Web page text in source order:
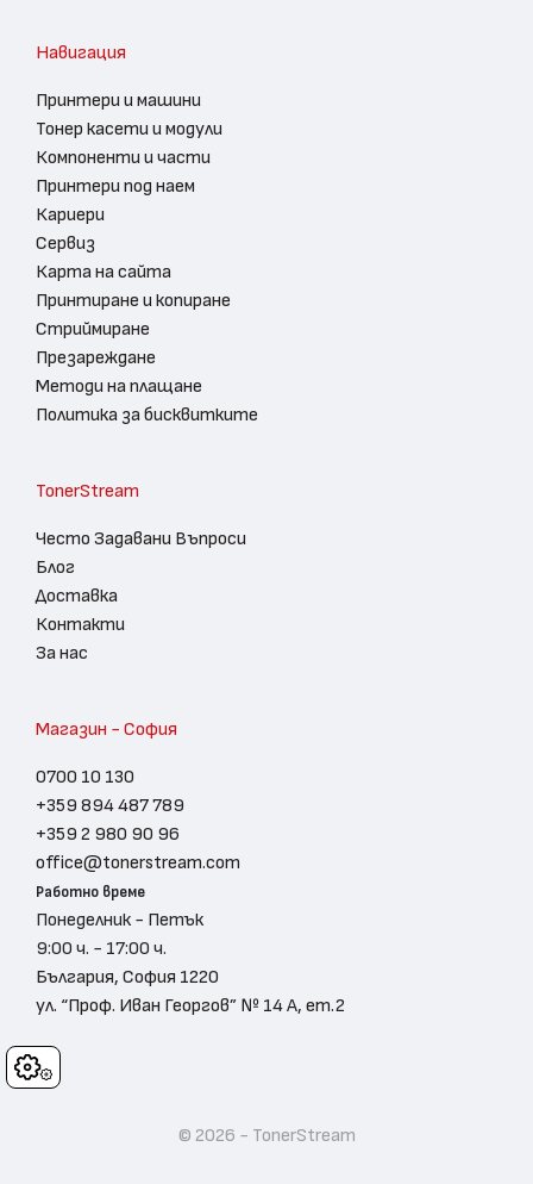
Cookies
Навигация
Принтери и машини
Тонер касети и модули
Компоненти и части
Принтери под наем
Кариери
Сервиз
Карта на сайта
Принтиране и копиране
Стриймиране
Презареждане
Методи на плащане
Политика за бисквитките
TonerStream
Често Задавани Въпроси
Блог
Доставка
Контакти
За нас
Магазин - София
0700 10 130
+359 894 487 789
+359 2 980 90 96
office@tonerstream.com
Работно време
Понеделник - Петък
9:00 ч. - 17:00 ч.
България, София 1220
ул. “Проф. Иван Георгов” № 14 А, ет.2
© 2026 - TonerStream